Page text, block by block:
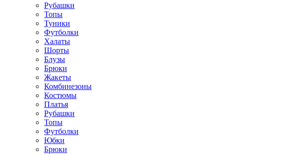
Рубашки
Топы
Туники
Футболки
Халаты
Шорты
Блузы
Брюки
Жакеты
Комбинезоны
Костюмы
Платья
Рубашки
Топы
Футболки
Юбки
Брюки